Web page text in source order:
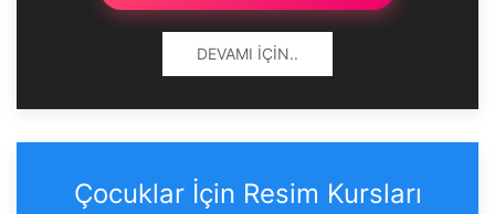
DEVAMI İÇIN..
Çocuklar İçin Resim Kursları